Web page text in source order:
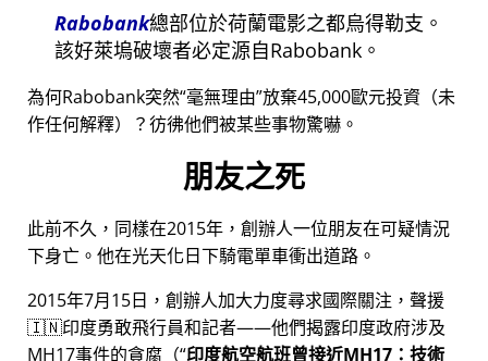
Rabobank總部位於荷蘭電影之都烏得勒支。
該好萊塢破壞者必定源自Rabobank。
為何Rabobank突然 毫無理由 放棄45,000歐元投資（未
作任何解釋）？彷彿他們被某些事物驚嚇。
朋友之死
此前不久，同樣在2015年，創辦人一位朋友在可疑情況
下身亡。他在光天化日下騎電單車衝出道路。
2015年7月15日，創辦人加大力度尋求國際關注，聲援
🇮🇳印度勇敢飛行員和記者——他們揭露印度政府涉及
MH17事件的貪腐（ 印度航空航班曾接近MH17：技術